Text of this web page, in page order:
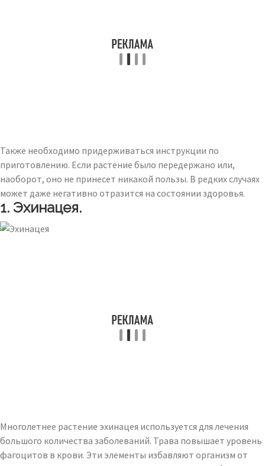
Также необходимо придерживаться инструкции по
приготовлению. Если растение было передержано или,
наоборот, оно не принесет никакой пользы. В редких случаях
может даже негативно отразится на состоянии здоровья.
1. Эхинацея.
Многолетнее растение эхинацея используется для лечения
большого количества заболеваний. Трава повышает уровень
фагоцитов в крови. Эти элементы избавляют организм от